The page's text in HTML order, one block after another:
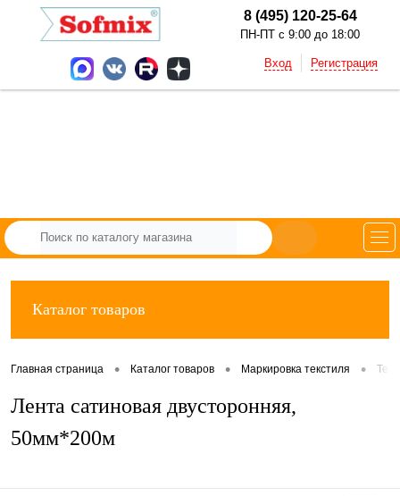
8 (495) 120-25-64
ПН-ПТ с 9:00 до 18:00
Вход Регистрация
Каталог товаров
Главная страница • Каталог товаров • Маркировка текстиля •
Лента сатиновая двусторонняя,
50мм*200м